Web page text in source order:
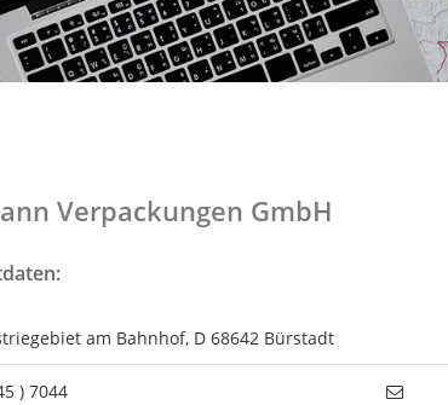
Verpackungen GmbH
am Bahnhof, D 68642 Bürstadt
) 7044